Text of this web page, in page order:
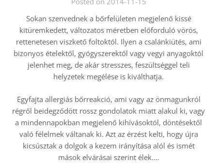
Sokan szenvednek a bőrfelületen megjelenő kissé
kitüremkedett, változatos méretben előforduló vörös,
rettenetesen viszkető foltoktól. Ilyen a csalánkiütés, ami
bizonyos ételektől, gyógyszerektől vagy vegyi anyagoktól
jelenhet meg, de akár stresszes, feszültséggel teli
helyzetek megélése is kiválthatja.
Egyfajta allergiás bőrreakció, ami vagy az önmagunkról
régről beidegződött rossz gondolatok miatt alakul ki, vagy
a mindennapokban megjelenő kihívásoktól, döntésektől
való félelmek váltanak ki. Azt az érzést kelti, hogy újra
kicsúsztak a dolgok a kezem irányítása alól és ismét
mások elvárásai szerint élek.…